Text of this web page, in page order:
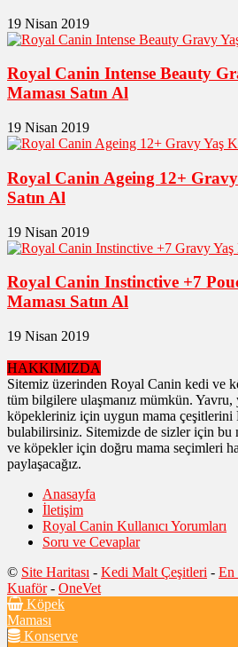
19 Nisan 2019
Royal Canin Intense Beauty
Maması Satın Al
19 Nisan 2019
Royal Canin Ageing 12+ Gravy
Satın Al
19 Nisan 2019
Royal Canin Instinctive +7
Maması Satın Al
19 Nisan 2019
HAKKIMIZDA
Sitemiz üzerinden Royal Canin kedi ve
tüm bilgilere ulaşmanız mümkün.
köpekleriniz için uygun mama çeşitlerini
bulabilirsiniz. Sitemizde de sizler için bu
ve köpekler için doğru mama seçimleri
paylaşacağız.
Anasayfa
İletişim
Royal Canin Kullanıcı Yorumları
Soru ve Cevaplar
© Site Haritası - Kedi Malt Çeşitleri - En
Kuaför- OneVet
Köpek
Maması
Konserve